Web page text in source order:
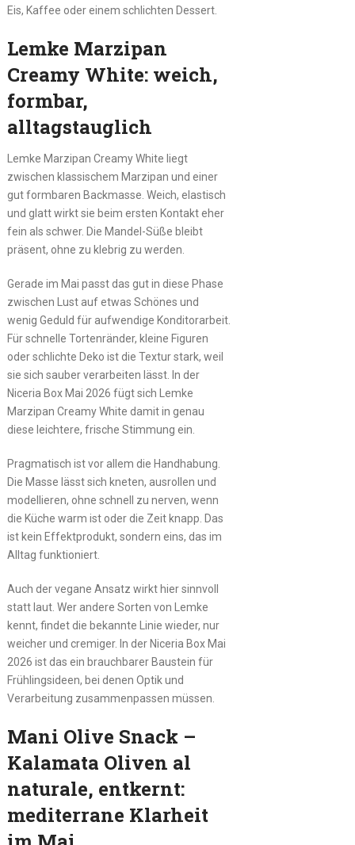
Eis, Kaffee oder einem schlichten Dessert.
Lemke Marzipan
Creamy White: weich,
formbar,
alltagstauglich
Lemke Marzipan Creamy White liegt
zwischen klassischem Marzipan und einer
gut formbaren Backmasse. Weich, elastisch
und glatt wirkt sie beim ersten Kontakt eher
fein als schwer. Die Mandel-Süße bleibt
präsent, ohne zu klebrig zu werden.
Gerade im Mai passt das gut in diese Phase
zwischen Lust auf etwas Schönes und
wenig Geduld für aufwendige Konditorarbeit.
Für schnelle Tortenränder, kleine Figuren
oder schlichte Deko ist die Textur stark, weil
sie sich sauber verarbeiten lässt. In der
Niceria Box Mai 2026 fügt sich Lemke
Marzipan Creamy White damit in genau
diese leichtere, frische Stimmung ein.
Pragmatisch ist vor allem die Handhabung.
Die Masse lässt sich kneten, ausrollen und
modellieren, ohne schnell zu nerven, wenn
die Küche warm ist oder die Zeit knapp. Das
ist kein Effektprodukt, sondern eins, das im
Alltag funktioniert.
Auch der vegane Ansatz wirkt hier sinnvoll
statt laut. Wer andere Sorten von Lemke
kennt, findet die bekannte Linie wieder, nur
weicher und cremiger. In der Niceria Box Mai
2026 ist das ein brauchbarer Baustein für
Frühlingsideen, bei denen Optik und
Verarbeitung zusammenpassen müssen.
Mani Olive Snack –
Kalamata Oliven al
naturale, entkernt:
mediterrane Klarheit